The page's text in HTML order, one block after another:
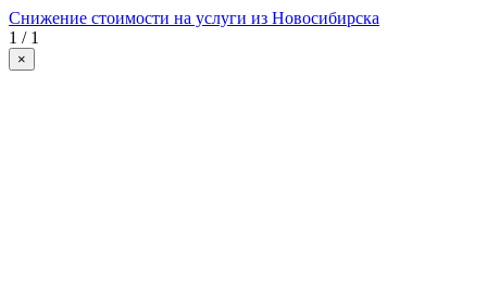
Снижение стоимости на услуги из Новосибирска
1 / 1
×